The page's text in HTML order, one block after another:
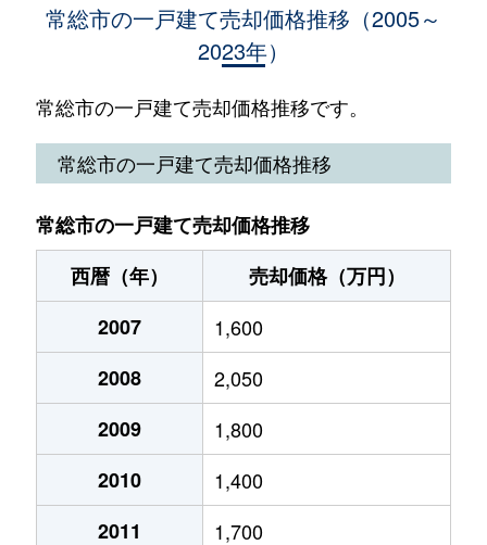
330万円
東野原
2,400万円 南石下
豊岡町
410万円
中妻町
210万円 中妻
徒歩
中妻町
250万円 三妻
徒歩
2,000万円
1,700万円
常総市の一戸建て売却価格推移（2005～
2023年）
常総市の一戸建て売却価格推移です。
常総市の一戸建て売却価格推移
常総市の一戸建て売却価格推移
西暦（年）
売却価格（万円）
2007
1,600
2008
2,050
2009
1,800
2010
1,400
2011
1,700